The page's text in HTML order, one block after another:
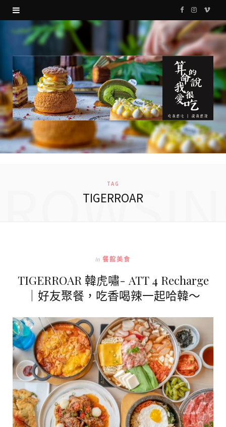
F
a
c
e
b
o
k
I
s
g
r
a
V
i
TAG
TIGERROAR
In 餐館美食
TIGERROAR 韓虎嘯- ATT 4 Recharge
｜好友聚餐，吃香喝辣一起哈韓～